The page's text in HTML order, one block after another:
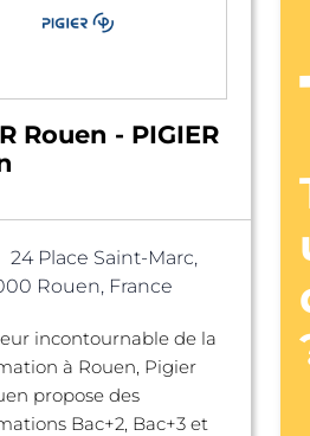
Rouen - PIGIER
24 Place Saint-Marc,
Rouen, France
incontournable de la
à Rouen, Pigier
propose des
Bac+2, Bac+3 et